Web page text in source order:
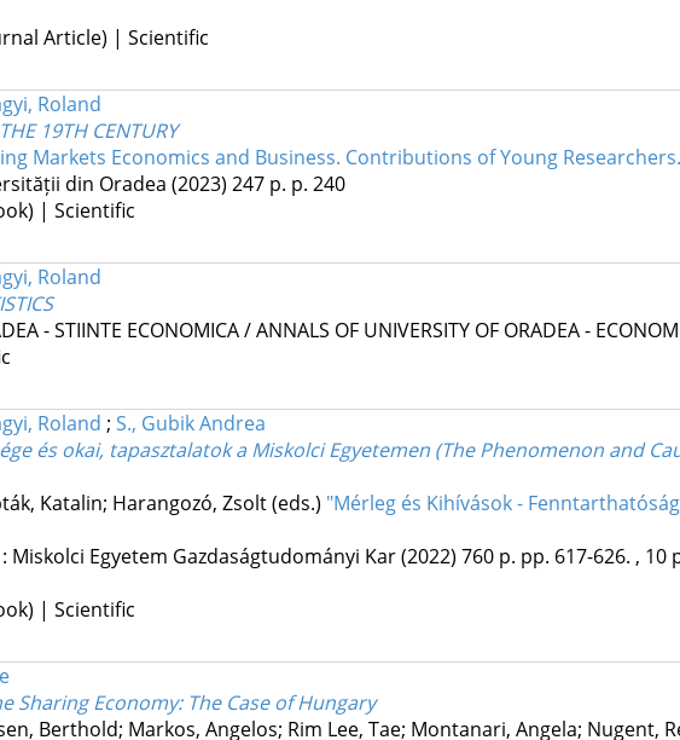
Article) | Scientific
Roland
19TH CENTURY
Markets Economics and Business. Contributions of Young Researchers.
din Oradea (2023) 247 p. p. 240
| Scientific
Roland
- STIINTE ECONOMICA / ANNALS OF UNIVERSITY OF ORADEA -
Roland ; S., Gubik Andrea
és okai, tapasztalatok a Miskolci Egyetemen (The Phenomenon and
Katalin; Harangozó, Zsolt (eds.) "Mérleg és Kihívások -
Miskolci Egyetem Gazdaságtudományi Kar(2022) 760 p. pp. 617-626. , 10
| Scientific
Sharing Economy: The Case of Hungary
Berthold; Markos, Angelos; Rim Lee, Tae; Montanari, Angela; Nugent,